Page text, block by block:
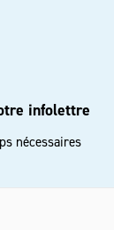
infolettre
nécessaires